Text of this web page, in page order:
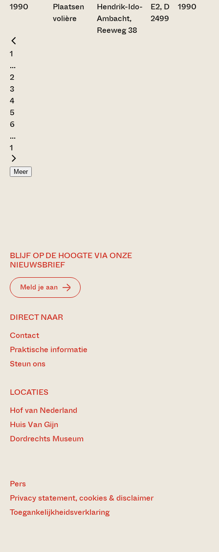
Plaatsen
volière
Hendrik-Ido-
Ambacht,
Reeweg 38
E2, D
2499
1990
1
...
2
3
4
5
6
...
1
Meer
BLIJF OP DE HOOGTE VIA ONZE
NIEUWSBRIEF
Meld je aan
DIRECT NAAR
Contact
Praktische informatie
Steun ons
LOCATIES
Hof van Nederland
Huis Van Gijn
Dordrechts Museum
Pers
Privacy statement, cookies & disclaimer
Toegankelijkheidsverklaring